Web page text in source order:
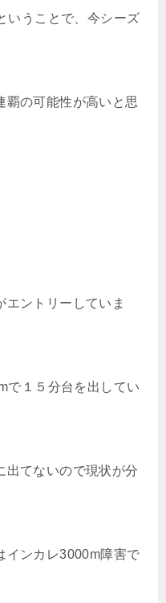
いうことで、今シーズ
覇の可能性が高いと思
エントリーしていま
で１５分台を出してい
出てないので現状が分
インカレ3000m障害で